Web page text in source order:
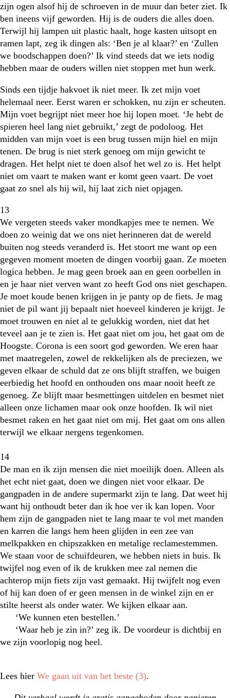
zijn ogen alsof hij de schroeven in de muur dan beter ziet. Ik
ben ineens vijf geworden. Hij is de ouders die alles doen.
Terwijl hij lampen uit plastic haalt, hoge kasten uitsopt en
ramen lapt, zeg ik dingen als: ‘Ben je al klaar?’ en ‘Zullen
we boodschappen doen?’ Ik vind steeds dat we iets nodig
hebben maar de ouders willen niet stoppen met hun werk.
Sinds een tijdje hakvoet ik niet meer. Ik zet mijn voet
helemaal neer. Eerst waren er schokken, nu zijn er scheuten.
Mijn voet begrijpt niet meer hoe hij lopen moet. ‘Je hebt de
spieren heel lang niet gebruikt,’ zegt de podoloog. Het
midden van mijn voet is een brug tussen mijn hiel en mijn
tenen. De brug is niet sterk genoeg om mijn gewicht te
dragen. Het helpt niet te doen alsof het wel zo is. Het helpt
niet om vaart te maken want er komt geen vaart. De voet
gaat zo snel als hij wil, hij laat zich niet opjagen.
13
We vergeten steeds vaker mondkapjes mee te nemen. We
doen zo weinig dat we ons niet herinneren dat de wereld
buiten nog steeds veranderd is. Het stoort me want op een
gegeven moment moeten de dingen voorbij gaan. Ze moeten
logica hebben. Je mag geen broek aan en geen oorbellen in
en je haar niet verven want zo heeft God ons niet geschapen.
Je moet koude benen krijgen in je panty op de fiets. Je mag
niet de pil want jij bepaalt niet hoeveel kinderen je krijgt. Je
moet trouwen en niet al te gelukkig worden, niet dat het
teveel aan je te zien is. Het gaat niet om jou, het gaat om de
Hoogste. Corona is een soort god geworden. We eren haar
met maatregelen, zowel de rekkelijken als de preciezen, we
geven elkaar de schuld dat ze ons blijft straffen, we buigen
eerbiedig het hoofd en onthouden ons maar nooit heeft ze
genoeg. Ze blijft maar besmettingen uitdelen en besmet niet
alleen onze lichamen maar ook onze hoofden. Ik wil niet
besmet raken en het gaat niet om mij. Het gaat om ons allen
terwijl we elkaar nergens tegenkomen.
14
De man en ik zijn mensen die niet moeilijk doen. Alleen als
het echt niet gaat, doen we dingen niet voor elkaar. De
gangpaden in de andere supermarkt zijn te lang. Dat weet hij
want hij onthoudt beter dan ik hoe ver ik kan lopen. Voor
hem zijn de gangpaden niet te lang maar te vol met manden
en karren die langs hem heen glijden in een zee van
melkpakken en chipszakken en metalige reclamestemmen.
We staan voor de schuifdeuren, we hebben niets in huis. Ik
twijfel nog even of ik de krukken mee zal nemen die
achterop mijn fiets zijn vast gemaakt. Hij twijfelt nog even
of hij kan doen of er geen mensen in de winkel zijn en er
stilte heerst als onder water. We kijken elkaar aan.
‘We kunnen eten bestellen.’
‘Waar heb je zin in?’ zeg ik. De voordeur is dichtbij en
we zijn voorlopig nog heel.
Lees hier We gaan uit van het beste (3).